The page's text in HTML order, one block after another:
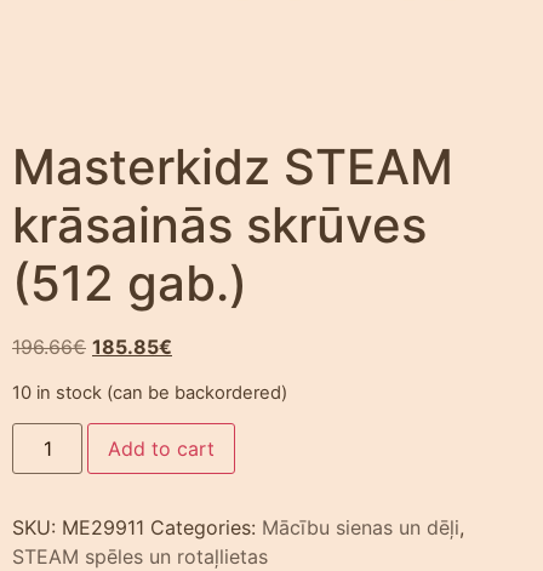
Masterkidz STEAM
krāsainās skrūves
(512 gab.)
196.66€ 185.85€
10 in stock (can be backordered)
Add to cart
SKU: ME29911 Categories: Mācību sienas un dēļi,
STEAM spēles un rotaļlietas